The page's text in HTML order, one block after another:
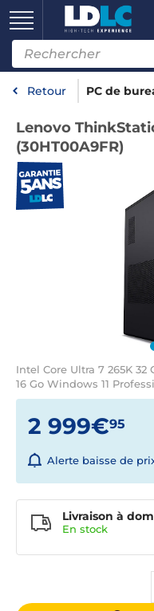
Retour PC de
Lenovo
(30HT00A9FR)
Intel Core Ultra 7 265K 32
16 Go Windows 11
2 999€95
Alerte baisse de
Livraison à
En stock